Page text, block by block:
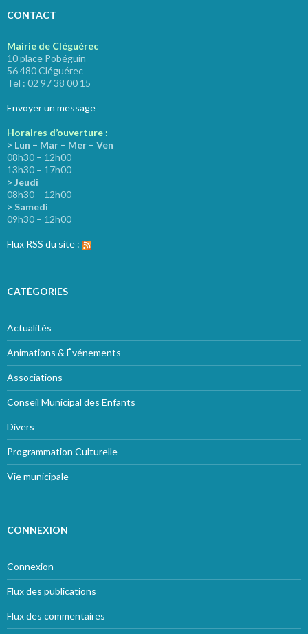
CONTACT
Mairie de Cléguérec
10 place Pobéguin
56 480 Cléguérec
Tel : 02 97 38 00 15
Envoyer un message
Horaires d’ouverture :
> Lun – Mar – Mer – Ven
08h30 – 12h00
13h30 – 17h00
> Jeudi
08h30 – 12h00
> Samedi
09h30 – 12h00
Flux RSS du site :
CATÉGORIES
Actualités
Animations & Événements
Associations
Conseil Municipal des Enfants
Divers
Programmation Culturelle
Vie municipale
CONNEXION
Connexion
Flux des publications
Flux des commentaires